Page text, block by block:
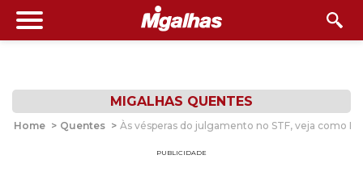
MIGALHAS QUENTES
Home > Quentes > Às vésperas do julgamento no STF, veja como
PUBLICIDADE